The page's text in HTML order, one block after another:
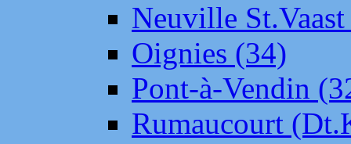
Neuville
Oignies (34)
Pont-à-Vendin
Rumaucourt